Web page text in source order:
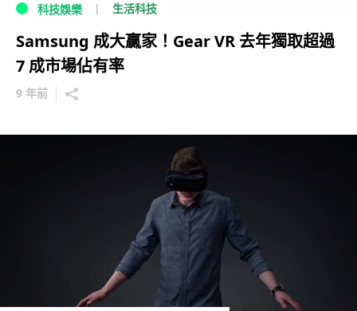
科技娛樂 生活科技
Samsung 成大贏家！Gear VR 去年獨取超過
7 成市場佔有率
9 年前